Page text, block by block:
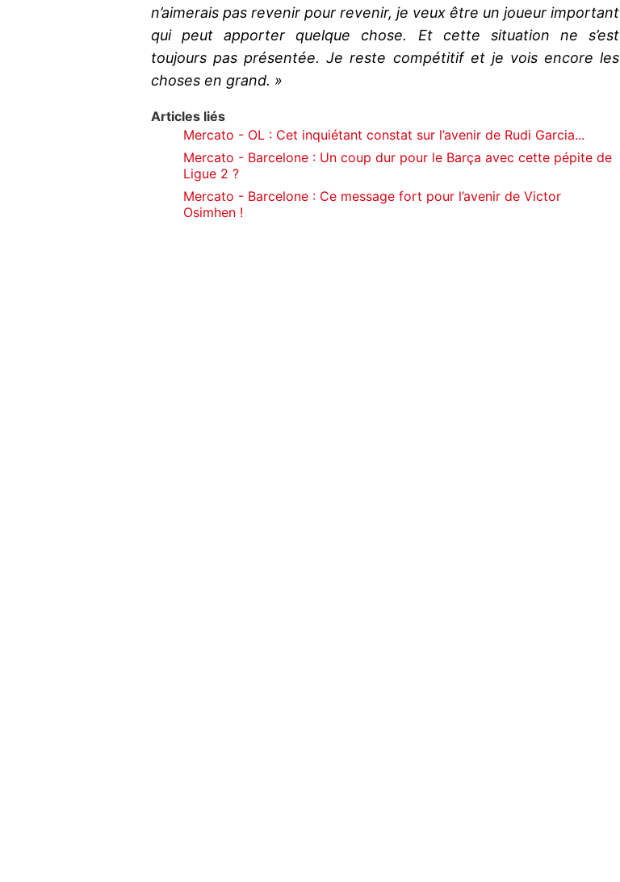
n’aimerais pas revenir pour revenir, je veux être un joueur important
qui peut apporter quelque chose. Et cette situation ne s’est
toujours pas présentée. Je reste compétitif et je vois encore les
choses en grand. »
Articles liés
Mercato - OL : Cet inquiétant constat sur l’avenir de Rudi Garcia...
Mercato - Barcelone : Un coup dur pour le Barça avec cette pépite de
Ligue 2 ?
Mercato - Barcelone : Ce message fort pour l’avenir de Victor
Osimhen !